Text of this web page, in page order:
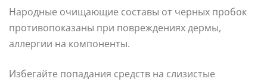
Народные очищающие составы от черных пробок
противопоказаны при повреждениях дермы,
аллергии на компоненты.
Избегайте попадания средств на слизистые